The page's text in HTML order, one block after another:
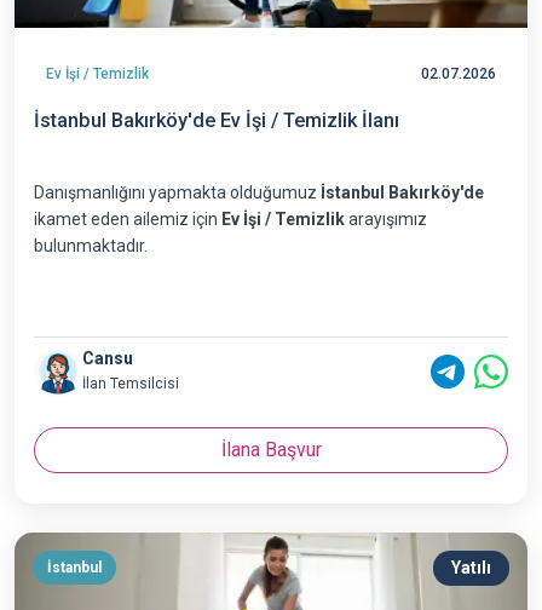
Ev İşi / Temizlik 02.07.2026
İstanbul Bakırköy'de Ev İşi / Temizlik İlanı
Danışmanlığını yapmakta olduğumuz
İstanbul Bakırköy'de
ikamet eden ailemiz için Ev İşi / Temizlikarayışımız
bulunmaktadır.
Cansu
İlan Temsilcisi
İlana Başvur
İstanbul Yatılı